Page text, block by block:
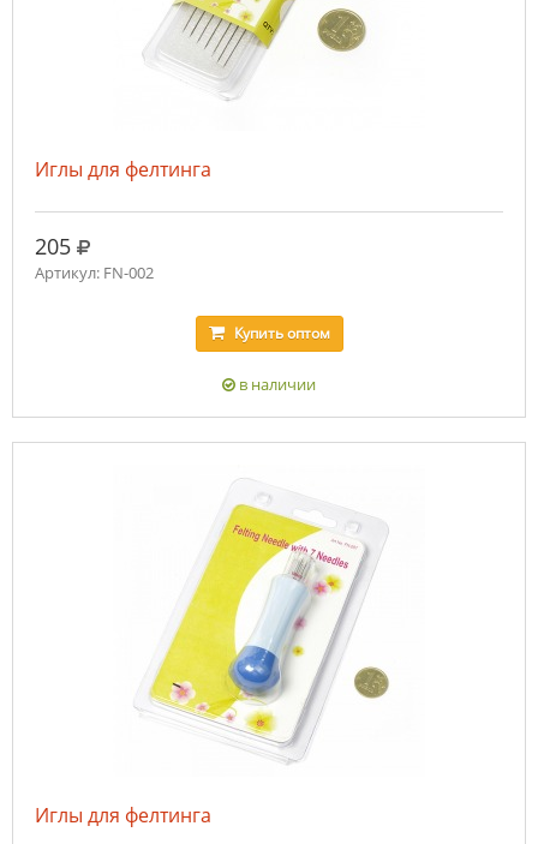
Иглы для фелтинга
205 руб.
Артикул: FN-002
Купитьоптом
в наличии
Иглы для фелтинга